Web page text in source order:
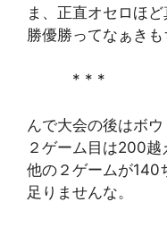
ま、正直オセロほ
勝優勝ってなぁきも
* * *
んで大会の後はボウ
２ゲーム目は200越
他の２ゲームが140
足りませんな。